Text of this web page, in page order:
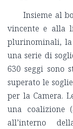
Insieme al
vincente e alla
plurinominali,
una serie di
630 seggi sono
superato le
per la Camera.
una coalizione
all’interno